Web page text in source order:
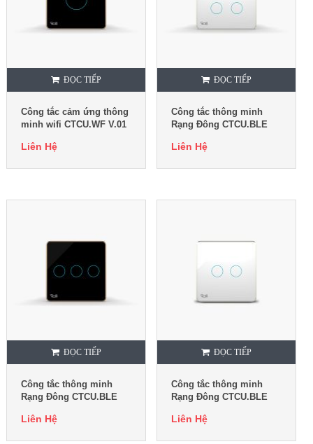
ĐỌC TIẾP
Công tắc cảm ứng thông
minh wifi CTCU.WF V.01
Liên Hệ
ĐỌC TIẾP
Công tắc thông minh
Rạng Đông CTCU.BLE
Liên Hệ
ĐỌC TIẾP
Công tắc thông minh
Rạng Đông CTCU.BLE
Liên Hệ
ĐỌC TIẾP
Công tắc thông minh
Rạng Đông CTCU.BLE
Liên Hệ